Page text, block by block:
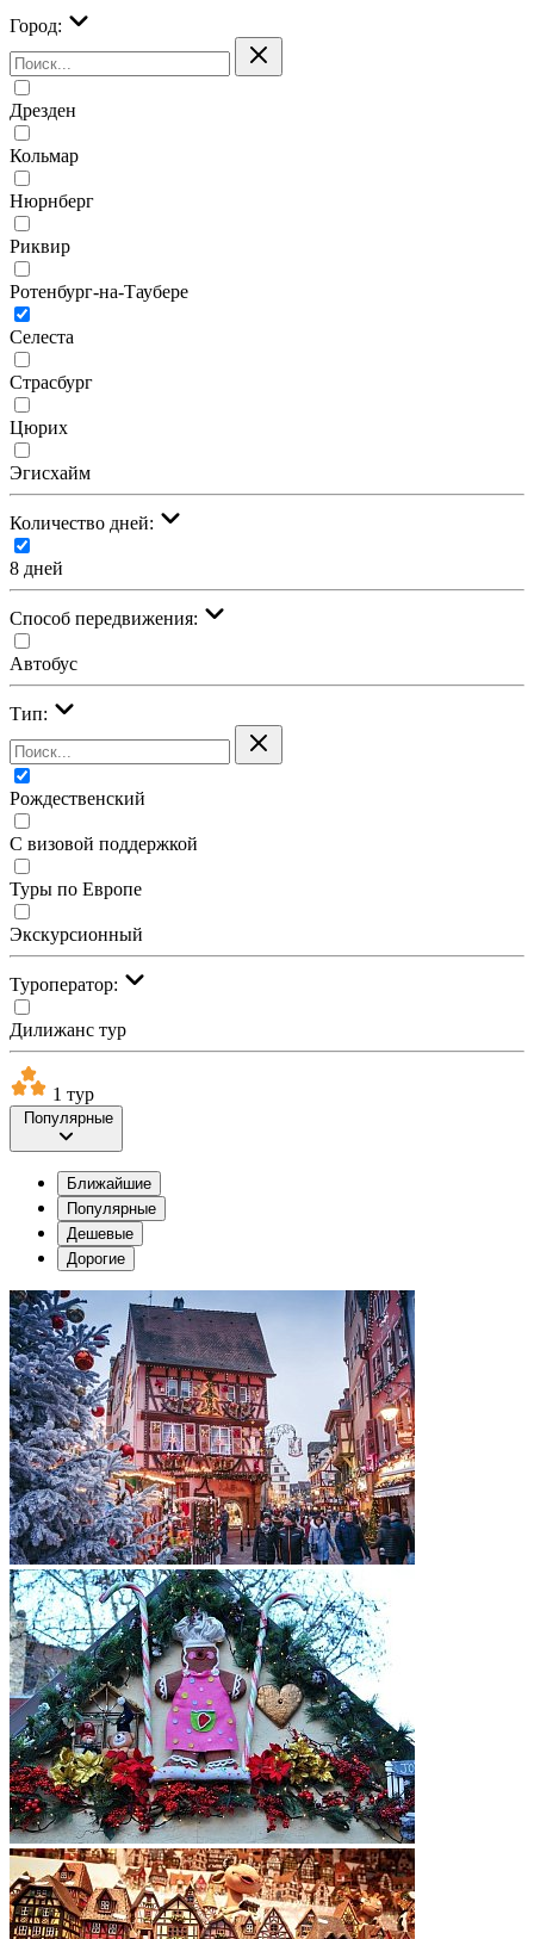
Город:
Дрезден
Кольмар
Нюрнберг
Риквир
Ротенбург-на-Таубере
Селеста
Страсбург
Цюрих
Эгисхайм
Количество дней:
8 дней
Cпособ передвижения:
Автобус
Тип:
Рождественский
С визовой поддержкой
Туры по Европе
Экскурсионный
Туроператор:
Дилижанс тур
1 тур
Популярные
Ближайшие
Популярные
Дешевые
Дорогие